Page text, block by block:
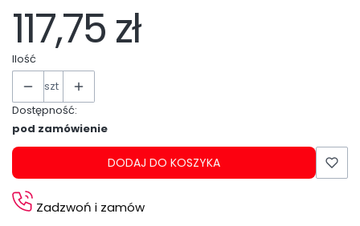
117,75 zł
Ilość
szt
Dostępność:
pod zamówienie
DODAJ DO KOSZYKA
Zadzwoń i zamów